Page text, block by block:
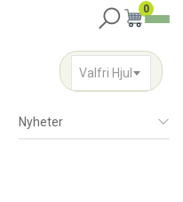
0
Valfri Hjul
Nyheter